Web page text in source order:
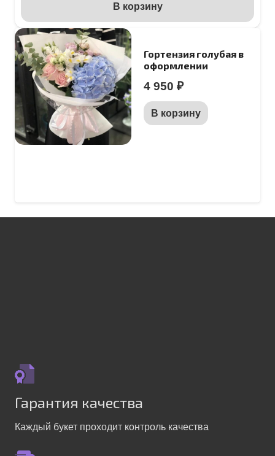
В корзину
Гортензия голубая в
оформлении
4 950 ₽
В корзину
Гарантия качества
Каждый букет проходит контроль качества